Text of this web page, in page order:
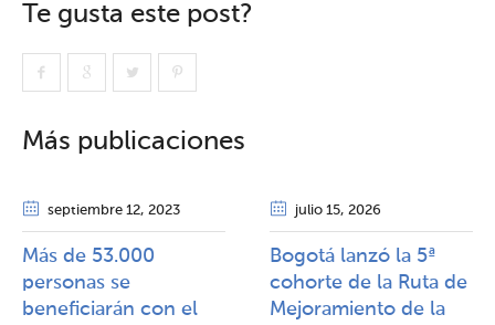
Te gusta este post?
Más publicaciones
septiembre 12, 2023
Más de 53.000
personas se
beneficiarán con el
julio 15, 2026
Bogotá lanzó la 5ª
cohorte de la Ruta de
Mejoramiento de la